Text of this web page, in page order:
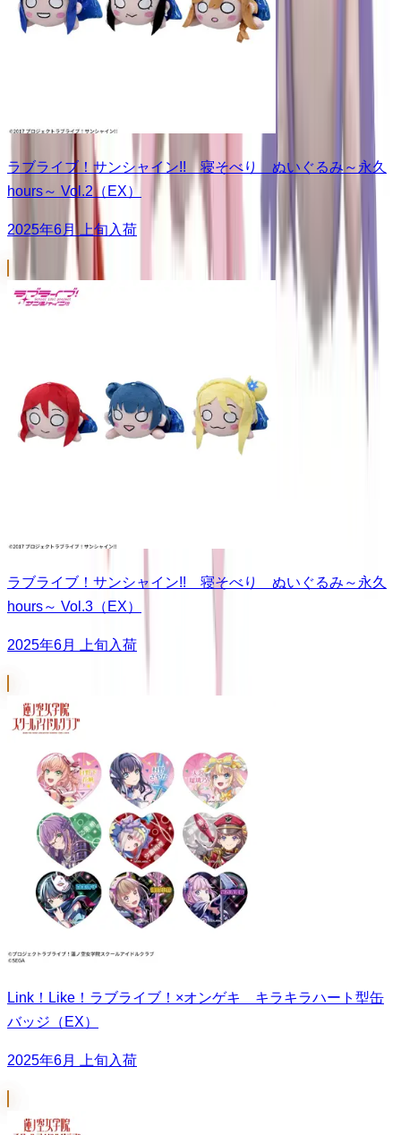
ラブライブ！サンシャイン!! 寝そべり ぬいぐるみ～永久
hours～ Vol.2（EX）
2025年6月 上旬入荷
ラブライブ！サンシャイン!! 寝そべり ぬいぐるみ～永久
hours～ Vol.3（EX）
2025年6月 上旬入荷
Link！Like！ラブライブ！×オンゲキ キラキラハート型缶
バッジ（EX）
2025年6月 上旬入荷